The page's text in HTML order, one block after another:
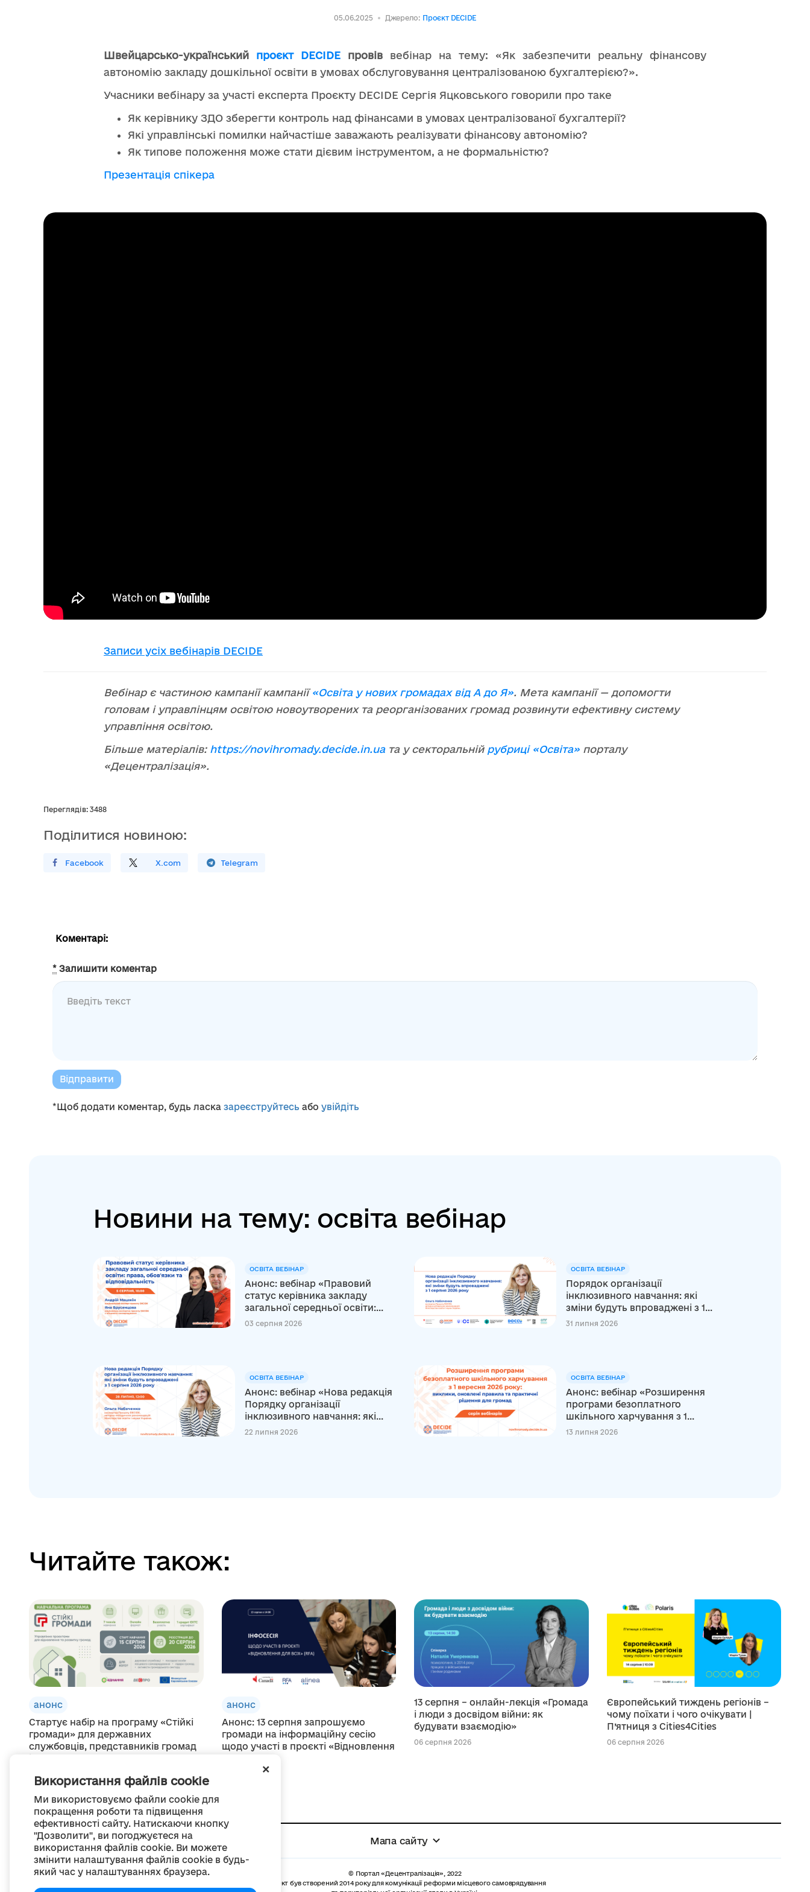
+
Використання файлів cookie
Ми використовуємо файли cookie для
покращення роботи та підвищення
ефективності сайту. Натискаючи кнопку
"Дозволити", ви погоджуєтеся на
використання файлів cookie. Ви можете
змінити налаштування файлів cookie в будь-
який час у налаштуваннях браузера.
05.06.2025 Джерело: Проєкт DECIDE
Швейцарсько-український проєкт DECIDE провів вебінар на тему: «Як забезпечити реальну фінансову
автономію закладу дошкільної освіти в умовах обслуговування централізованою бухгалтерією?».
Учасники вебінару за участі експерта Проєкту DECIDE Сергія Яцковського говорили про таке
Як керівнику ЗДО зберегти контроль над фінансами в умовах централізованої бухгалтерії?
Які управлінські помилки найчастіше заважають реалізувати фінансову автономію?
Як типове положення може стати дієвим інструментом, а не формальністю?
Презентація спікера
Записи усіх вебінарів DECIDE
Вебінар є частиною кампанії кампанії«Освіта у нових громадах від А до Я». Мета кампанії — допомогти
головам і управлінцям освітою новоутворених та реорганізованих громад розвинути ефективну систему
управління освітою.
Більше матеріалів: https://novihromady.decide.in.ua та у секторальній рубриці «Освіта» порталу
«Децентралізація».
Переглядів: 3488
Поділитися новиною:
Поширити У FacebookПоділитись X.comПоширити У Telegram
Коментарі:
* Залишити коментар
Відправити
*Щоб додати коментар, будь ласка зареєструйтесь або увійдіть
Новини на тему: освіта вебінар
ОСВІТА ВЕБІНАР
Анонс: вебінар «Правовий
статус керівника закладу
загальної середньої освіти:...
03 серпня 2026
ОСВІТА ВЕБІНАР
Порядок організації
інклюзивного навчання: які
зміни будуть впроваджені з 1...
31 липня 2026
ОСВІТА ВЕБІНАР
Анонс: вебінар «Нова редакція
Порядку організації
інклюзивного навчання: які...
22 липня 2026
ОСВІТА ВЕБІНАР
Анонс: вебінар «Розширення
програми безоплатного
шкільного харчування з 1...
13 липня 2026
Читайте також:
анонс
Стартує набір на програму «Стійкі
громади» для державних
службовців, представників громад
анонс
Анонс: 13 серпня запрошуємо
громади на інформаційну сесію
щодо участі в проєкті «Відновлення
07 серпня 2026
13 серпня – онлайн-лекція «Громада
і люди з досвідом війни: як
будувати взаємодію»
06 серпня 2026
Європейський тиждень регіонів –
чому поїхати і чого очікувати |
П’ятниця з Cities4Cities
06 серпня 2026
Мапа сайту
© Портал «Децентралізація», 2022
Проект був створений 2014 року для комунікації реформи місцевого самоврядування